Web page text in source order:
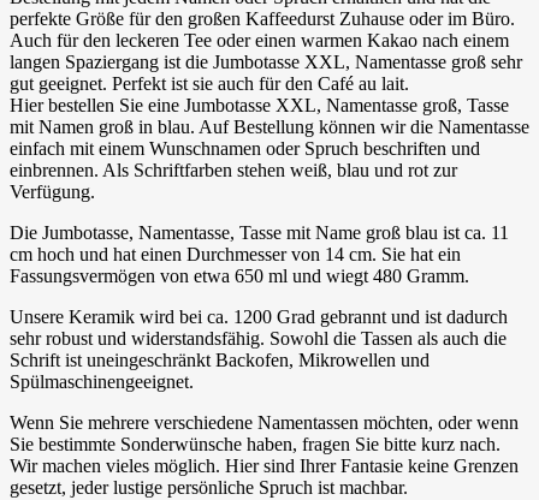
perfekte Größe für den großen Kaffeedurst Zuhause oder im Büro.
Auch für den leckeren Tee oder einen warmen Kakao nach einem
langen Spaziergang ist die Jumbotasse XXL, Namentasse groß sehr
gut geeignet. Perfekt ist sie auch für den Café au lait.
Hier bestellen Sie eine Jumbotasse XXL, Namentasse groß, Tasse
mit Namen groß in blau. Auf Bestellung können wir die Namentasse
einfach mit einem Wunschnamen oder Spruch beschriften und
einbrennen. Als Schriftfarben stehen weiß, blau und rot zur
Verfügung.
Die Jumbotasse, Namentasse, Tasse mit Name groß blau ist ca. 11
cm hoch und hat einen Durchmesser von 14 cm. Sie hat ein
Fassungsvermögen von etwa 650 ml und wiegt 480 Gramm.
Unsere Keramik wird bei ca. 1200 Grad gebrannt und ist dadurch
sehr robust und widerstandsfähig. Sowohl die Tassen als auch die
Schrift ist uneingeschränkt Backofen, Mikrowellen und
Spülmaschinengeeignet.
Wenn Sie mehrere verschiedene Namentassen möchten, oder wenn
Sie bestimmte Sonderwünsche haben, fragen Sie bitte kurz nach.
Wir machen vieles möglich. Hier sind Ihrer Fantasie keine Grenzen
gesetzt, jeder lustige persönliche Spruch ist machbar.